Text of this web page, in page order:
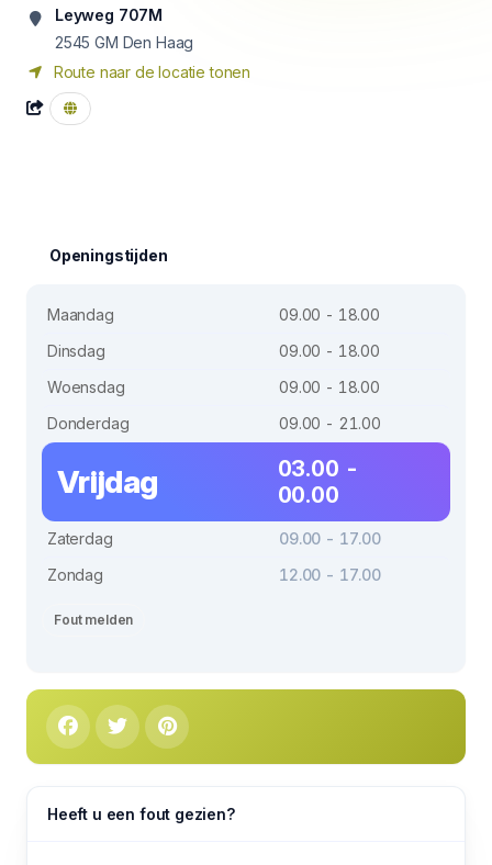
Leyweg 707M
2545 GM Den Haag
Route naar de locatie tonen
Openingstijden
Maandag
09.00 - 18.00
Dinsdag
09.00 - 18.00
Woensdag
09.00 - 18.00
Donderdag
09.00 - 21.00
Vrijdag
03.00 -
00.00
Zaterdag
09.00 - 17.00
Zondag
12.00 - 17.00
Fout melden
Heeft u een fout gezien?